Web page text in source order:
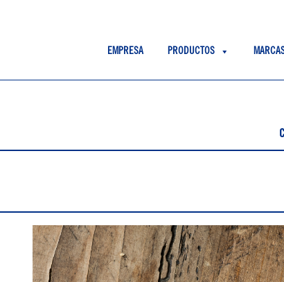
EMPRESA PRODUCTOS